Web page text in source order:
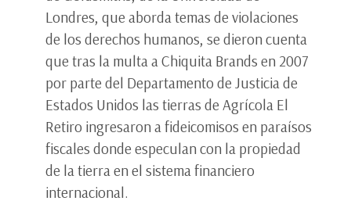
Londres, que aborda temas de violaciones
de los derechos humanos, se dieron cuenta
que tras la multa a Chiquita Brands en 2007
por parte del Departamento de Justicia de
Estados Unidos las tierras de Agrícola El
Retiro ingresaron a fideicomisos en paraísos
fiscales donde especulan con la propiedad
de la tierra en el sistema financiero
internacional.